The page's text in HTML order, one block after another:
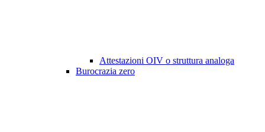
Attestazioni OIV o struttura analoga
Burocrazia zero